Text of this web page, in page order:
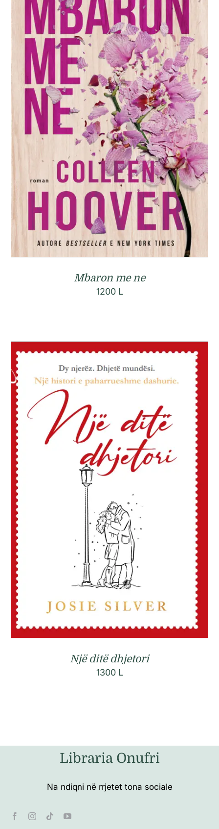
Mbaron me ne
1200 L
Një ditë dhjetori
1300 L
Libraria Onufri
Na ndiqni në rrjetet tona sociale